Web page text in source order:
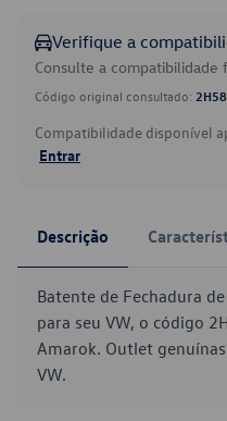
Verifique a
Consulte a compatibilidade
Código original consultado:
Compatibilidade disponível
Entrar
Descrição
Batente de Fechadura
para seu VW, o código
Amarok. Outlet
VW.